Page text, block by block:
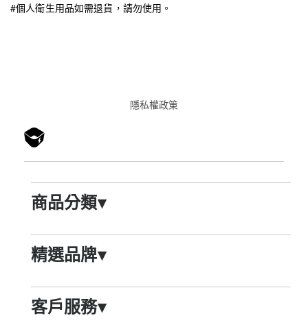
#個人衛生用品如需退貨，請勿使用。
隱私權政䇿
商品分類▾
精選品牌▾
客戶服務▾